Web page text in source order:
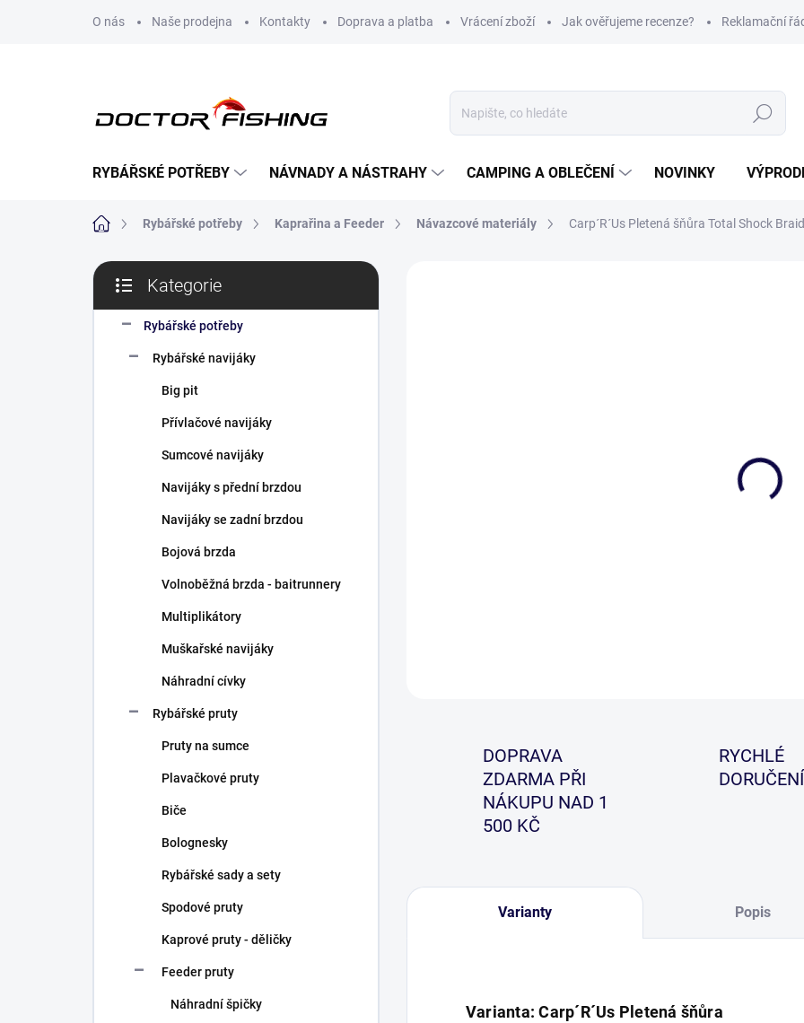
O nás Naše prodejna Kontakty Doprava a platba Vrácení zboží Jak ověřujeme recenze? Reklamační
Hledat
RYBÁŘSKÉ POTŘEBY NÁVNADY A NÁSTRAHY CAMPING A OBLEČENÍ NOVINKY
Domů Rybářské potřeby Kaprařina a Feeder Návazcové materiály Carp´R´Us Pletená šňůra Total Shock
P
s
kategorie
Kategorie
Rybářské potřeby
Rybářské navijáky
Big pit
Přívlačové navijáky
Sumcové navijáky
Navijáky s přední brzdou
Navijáky se zadní brzdou
Bojová brzda
Volnoběžná brzda - baitrunnery
Multiplikátory
Muškařské navijáky
Náhradní cívky
Rybářské pruty
Pruty na sumce
Plavačkové pruty
Biče
Bolognesky
Rybářské sady a sety
Spodové pruty
Kaprové pruty - děličky
Feeder pruty
Náhradní špičky
DOPRAVA
ZDARMA PŘI
NÁKUPU NAD 1
500 KČ
RYCHLÉ
DORUČENÍ
Varianty Popis
Varianta: Carp´R´Us Pletená šňůra